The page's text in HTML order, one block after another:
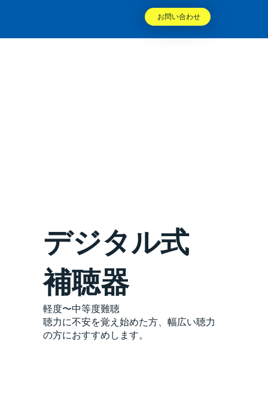
お問い合わせ
デジタル式
補聴器
軽度〜中等度難聴
聴力に不安を覚え始めた方、幅広い聴力
の方におすすめします。